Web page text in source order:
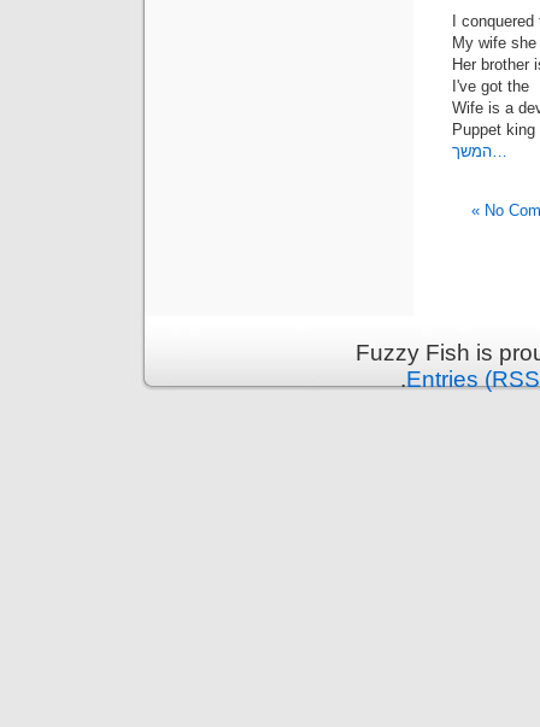
I
My wife
Her brother
I've got the
Wife is a
Puppet king
המשך…
No
Fuzzy Fish is
Entries
.